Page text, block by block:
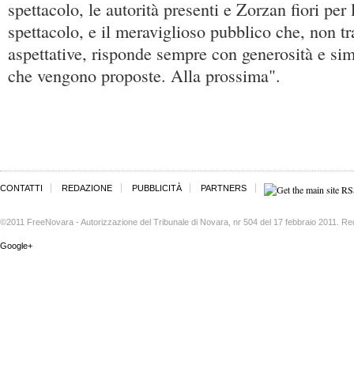
spettacolo, le autorità presenti e Zorzan fiori
spettacolo, e il meraviglioso pubblico che, non
aspettative, risponde sempre con generosità e
che vengono proposte. Alla prossima".
CONTATTI REDAZIONE PUBBLICITÀ PARTNERS
©2011 FreeNovara - Autorizzazione del Tribunale di Novara, nr 504 del 17 febbraio 2011.
Google+